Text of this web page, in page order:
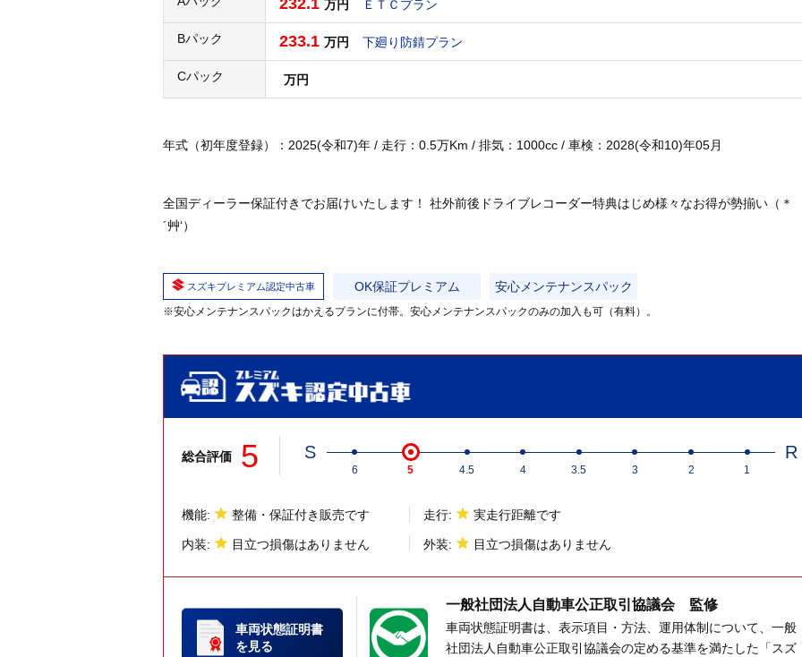
232.1 万円 ＥＴＣプラン
Bパック 233.1 万円 下廻り防錆プラン
Cパック 万円
年式（初年度登録）：2025(令和7)年 / 走行：0.5万Km / 排気：1000cc / 車検：2028(令和10)年05月
全国ディーラー保証付きでお届けいたします！ 社外前後ドライブレコーダー特典はじめ様々なお得が勢揃い（＊
´艸‘）
スズキプレミアム認定中古車 OK保証プレミアム 安心メンテナンスパック
※安心メンテナンスパックはかえるプランに付帯。安心メンテナンスパックのみの加入も可（有料）。
総合評価 5 S R
6 5 4.5 4 3.5 3 2 1
機能: 整備・保証付き販売です 走行: 実走行距離です
内装: 目立つ損傷はありません 外装: 目立つ損傷はありません
車両状態証明書
を見る
一般社団法人 自動車公正取引協議会 監修
車両状態証明書は、表示項目・方法、運用体制について、一般
社団法人自動車公正取引協議会の定める基準を満たした「スズ